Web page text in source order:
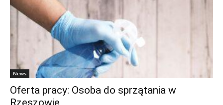
News
Oferta pracy: Osoba do sprzątania w
Rzeszowie